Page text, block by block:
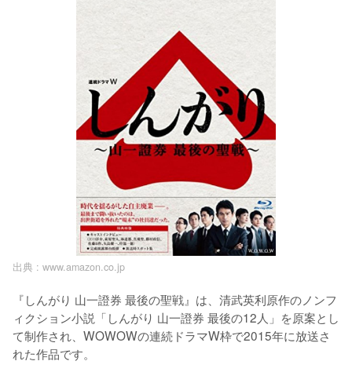
出典 : www.amazon.co.jp
『しんがり 山一證券 最後の聖戦』は、清武英利原作のノンフ
ィクション小説「しんがり 山一證券 最後の12人」を原案とし
て制作され、WOWOWの連続ドラマW枠で2015年に放送さ
れた作品です。